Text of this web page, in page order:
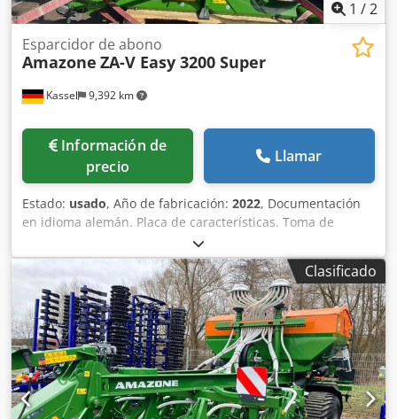
1 /2
Kassel 9,392 km
Esparcidor de abono
Amazone ZA-V Easy 3200 Super
Información de
precio
Llamar
Estado: usado, Año de fabricación: 2022, Documentación
en idioma alemán. Placa de características. Toma de
fuerza articulada de 910 mm con embrague de fricción.
Superestructura de depósito L 3200 plegada, montada de
fábrica. Guardabarros L y escaleras. Iluminación LED
trasera para circulación vial. Lona enrollable de cobertura
con accionamiento manual. Cedjrxr R Sepfx Adtsrf
Clasificado